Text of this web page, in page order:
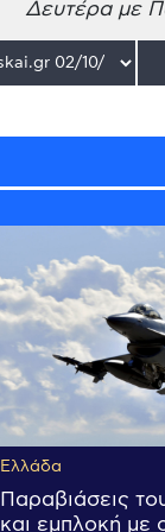
Δευτέρα με
Ελλάδα
Παραβιάσεις
και εμπλοκή με